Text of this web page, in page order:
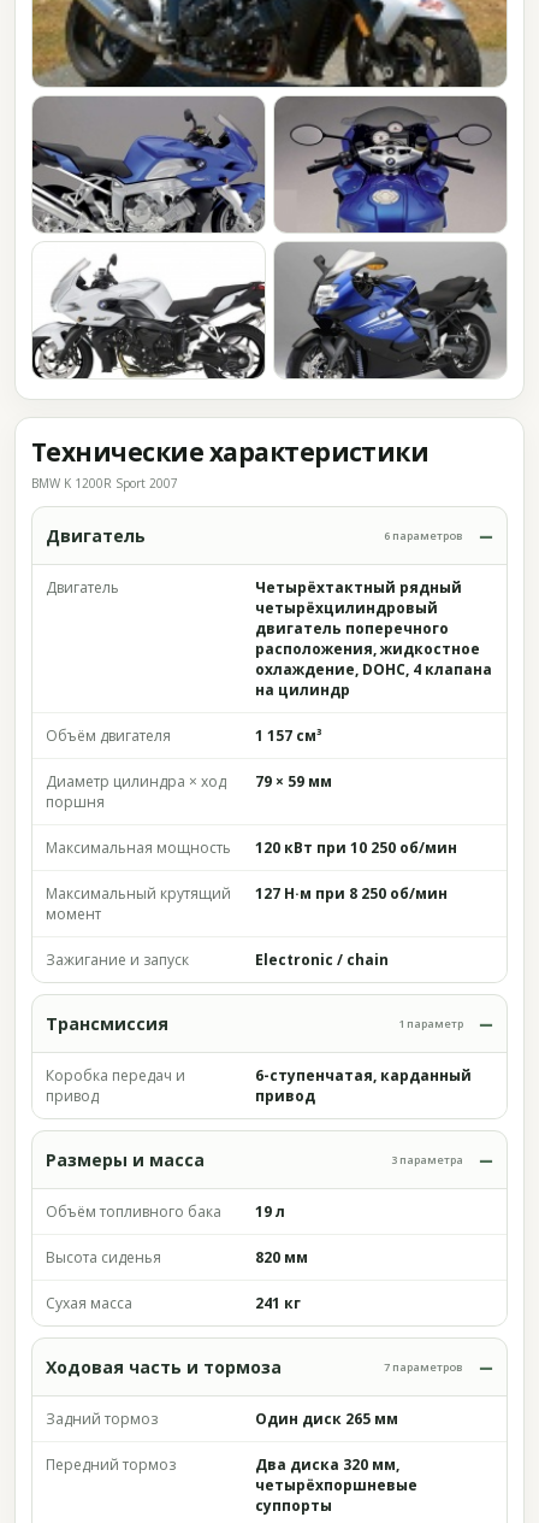
Технические характеристики
BMW K 1200R Sport 2007
Двигатель 6 параметров
Двигатель
Четырёхтактный рядный
четырёхцилиндровый
двигатель поперечного
расположения, жидкостное
охлаждение, DOHC, 4 клапана
на цилиндр
Объём двигателя 1 157 см³
Диаметр цилиндра × ход
поршня
79 × 59 мм
Максимальная мощность 120 кВт при 10 250 об/мин
Максимальный крутящий
момент
127 Н·м при 8 250 об/мин
Зажигание и запуск Electronic / chain
Трансмиссия 1 параметр
Коробка передач и
привод
6-ступенчатая, карданный
привод
Размеры и масса 3 параметра
Объём топливного бака 19 л
Высота сиденья 820 мм
Сухая масса 241 кг
Ходовая часть и тормоза 7 параметров
Задний тормоз Один диск 265 мм
Передний тормоз
Два диска 320 мм,
четырёхпоршневые
суппорты